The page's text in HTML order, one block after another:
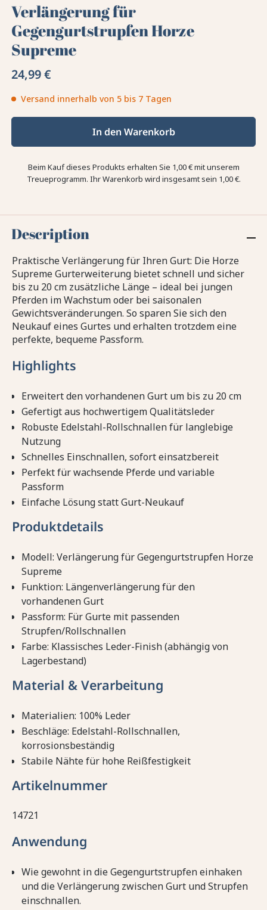
Verlängerung für
Gegengurtstrupfen Horze
Supreme
24,99 €
Versand innerhalb von 5 bis 7 Tagen
In den Warenkorb
Beim Kauf dieses Produkts erhalten Sie 1,00 €mit unserem
Treueprogramm. Ihr Warenkorb wird insgesamt sein 1,00 €.
Description
Praktische Verlängerung für Ihren Gurt: Die Horze
Supreme Gurterweiterung bietet schnell und sicher
bis zu 20 cm zusätzliche Länge – ideal bei jungen
Pferden im Wachstum oder bei saisonalen
Gewichtsveränderungen. So sparen Sie sich den
Neukauf eines Gurtes und erhalten trotzdem eine
perfekte, bequeme Passform.
Highlights
Erweitert den vorhandenen Gurt um bis zu 20 cm
Gefertigt aus hochwertigem Qualitätsleder
Robuste Edelstahl-Rollschnallen für langlebige
Nutzung
Schnelles Einschnallen, sofort einsatzbereit
Perfekt für wachsende Pferde und variable
Passform
Einfache Lösung statt Gurt-Neukauf
Produktdetails
Modell: Verlängerung für Gegengurtstrupfen Horze
Supreme
Funktion: Längenverlängerung für den
vorhandenen Gurt
Passform: Für Gurte mit passenden
Strupfen/Rollschnallen
Farbe: Klassisches Leder-Finish (abhängig von
Lagerbestand)
Material & Verarbeitung
Materialien: 100% Leder
Beschläge: Edelstahl-Rollschnallen,
korrosionsbeständig
Stabile Nähte für hohe Reißfestigkeit
Artikelnummer
14721
Anwendung
Wie gewohnt in die Gegengurtstrupfen einhaken
und die Verlängerung zwischen Gurt und Strupfen
einschnallen.